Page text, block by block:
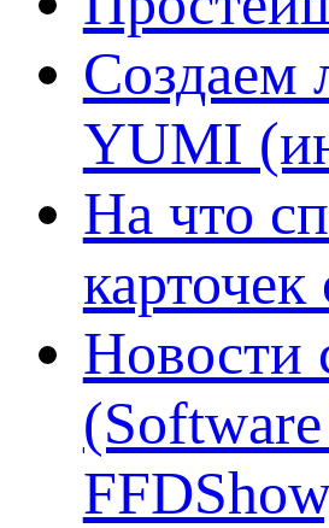
Создаем
YUMI
На что
Новости